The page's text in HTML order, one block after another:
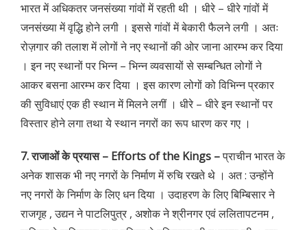
भारत में अधिकतर जनसंख्या गांवों में रहती थी । धीरे – धीरे गांवों में
जनसंख्या में वृद्धि होने लगी । इससे गांवों में बेकारी फैलने लगी । अतः
रोज़गार की तलाश में लोगों ने नए स्थानों की ओर जाना आरम्भ कर दिया
। इन नए स्थानों पर भिन्न – भिन्न व्यवसायों से सम्बन्धित लोगों ने
आकर बसना आरम्भ कर दिया । इस कारण लोगों को विभिन्न प्रकार
की सुविधाएं एक ही स्थान में मिलने लगीं । धीरे – धीरे इन स्थानों पर
विस्तार होने लगा तथा ये स्थान नगरों का रूप धारण कर गए ।
7. राजाओं के प्रयास – Efforts of the Kings –प्राचीन भारत के
अनेक शासक भी नए नगरों के निर्माण में रुचि रखते थे । अत : उन्होंने
नए नगरों के निर्माण के लिए धन दिया । उदाहरण के लिए बिम्बिसार ने
राजगृह , उद्यन ने पाटलिपुत्र , अशोक ने श्रीनगर एवं ललितापटनम ,